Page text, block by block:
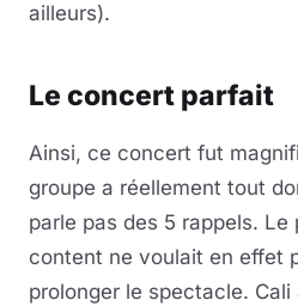
ailleurs).
Le concert parfait
Ainsi, ce concert fut
groupe a réellement tout
parle pas des 5 rappels. Le
content ne voulait en effet
prolonger le spectacle.